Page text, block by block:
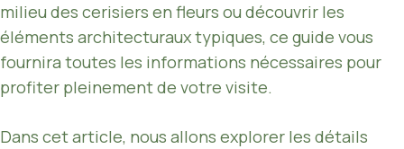
milieu des cerisiers en fleurs ou découvrir les
éléments architecturaux typiques, ce guide vous
fournira toutes les informations nécessaires pour
profiter pleinement de votre visite.
Dans cet article, nous allons explorer les détails